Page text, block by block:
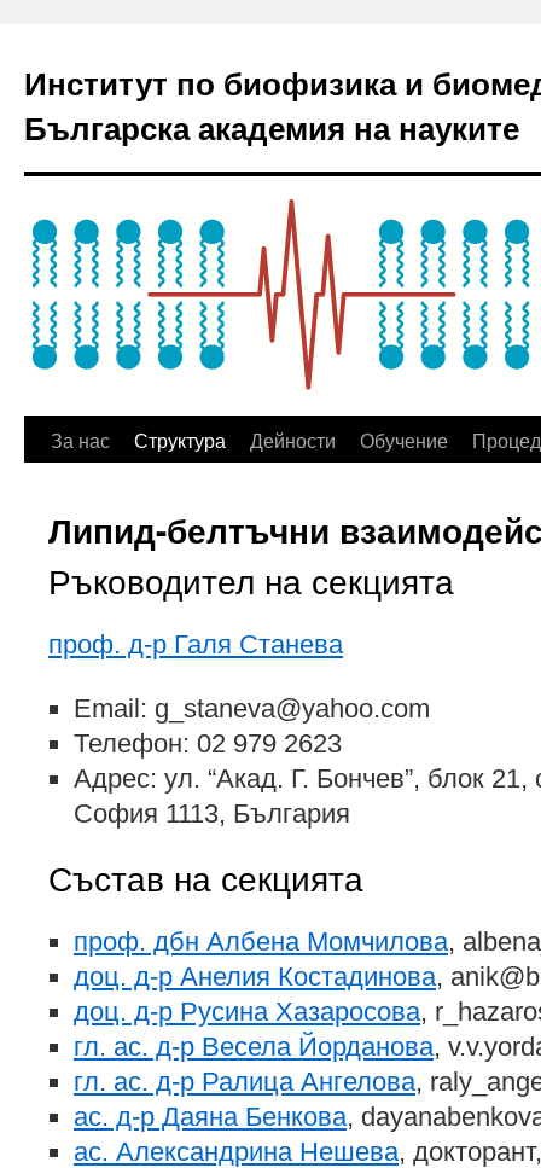
Институт по биофизика и
Българска академия на науките
За нас Структура Дейности Обучение
Липид-белтъчни
Ръководител на секцията
проф. д-р Галя Станева
Email: g_staneva@yahoo.com
Телефон: 02 979 2623
Адрес: ул. “Акад. Г. Бончев”, блок 21,
София 1113, България
Състав на секцията
проф. дбн Албена Момчилова,
доц. д-р Анелия Костадинова,
доц. д-р Русина Хазаросова,
гл. ас. д-р Весела Йорданова,
гл. ас. д-р Ралица Ангелова,
ас. д-р Даяна Бенкова,
ас. Александрина Нешева,